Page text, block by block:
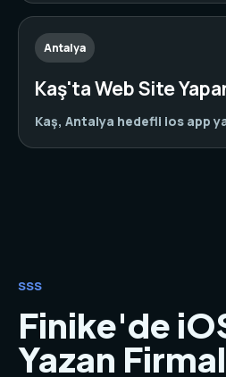
Antalya
Kaş'ta Web Site
Kaş, Antalya hedefli ios app
SSS
Finike'de
Yazan